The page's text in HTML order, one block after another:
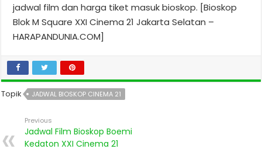
jadwal film dan harga tiket masuk bioskop. [Bioskop
Blok M Square XXI Cinema 21 Jakarta Selatan –
HARAPANDUNIA.COM]
Topik JADWAL BIOSKOP CINEMA 21
Previous
Jadwal Film Bioskop Boemi
Kedaton XXI Cinema 21